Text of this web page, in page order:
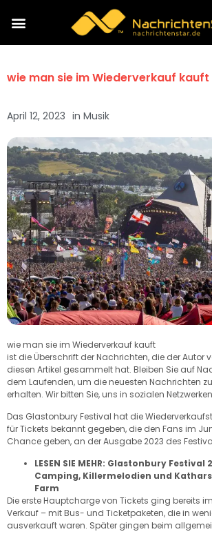
wie man sie im Wiederverkauf kauft
April 12, 2023 in Musik
wie man sie im Wiederverkauf kauft
ist die Überschrift der Nachrichten, die der Autor
diesen Artikel gesammelt hat. Bleiben Sie auf
dem Laufenden, um die neuesten Nachrichten
erhalten. Wir bitten Sie, uns in sozialen
Das Glastonbury Festival hat die
für Tickets bekannt gegeben, die den Fans im
Chance geben, an der Ausgabe 2023 des
LESEN SIE MEHR: Glastonbury
Camping, Killermelodien und
Farm
Die erste Hauptcharge von Tickets ging bereits
Verkauf – mit Bus- und Ticketpaketen, die in
ausverkauft waren. Später gingen beim